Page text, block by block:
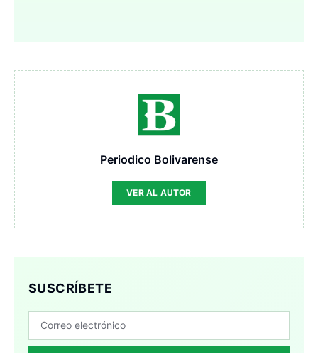
Periodico Bolivarense
VER AL AUTOR
SUSCRÍBETE